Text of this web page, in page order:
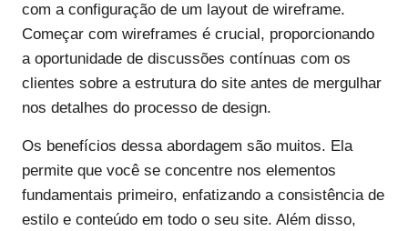
com a configuração de um layout de wireframe.
Começar com wireframes é crucial, proporcionando
a oportunidade de discussões contínuas com os
clientes sobre a estrutura do site antes de mergulhar
nos detalhes do processo de design.
Os benefícios dessa abordagem são muitos. Ela
permite que você se concentre nos elementos
fundamentais primeiro, enfatizando a consistência de
estilo e conteúdo em todo o seu site. Além disso,